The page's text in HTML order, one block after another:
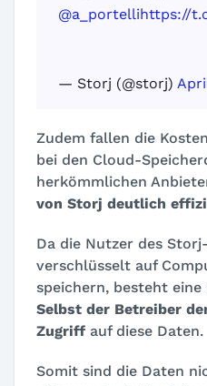
@a_portellihttps://
— Storj (@storj)
Zudem fallen die
bei den Cloud-
herkömmlichen
von Storj deutlich
Da die Nutzer des
verschlüsselt auf
speichern, besteht
Selbst der Betreiber
Zugriff auf diese Daten.
Somit sind die Daten